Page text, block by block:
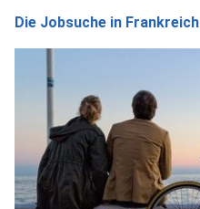
Die Jobsuche in Frankreich